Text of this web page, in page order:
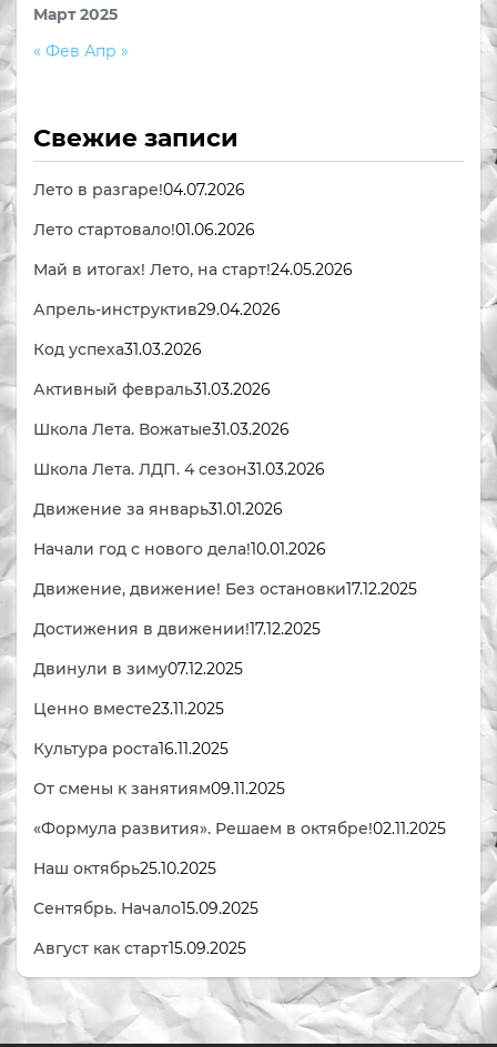
Март 2025
« Фев Апр »
Свежие записи
Лето в разгаре!04.07.2026
Лето стартовало!01.06.2026
Май в итогах! Лето, на старт!24.05.2026
Апрель-инструктив29.04.2026
Код успеха31.03.2026
Активный февраль31.03.2026
Школа Лета. Вожатые31.03.2026
Школа Лета. ЛДП. 4 сезон31.03.2026
Движение за январь31.01.2026
Начали год с нового дела!10.01.2026
Движение, движение! Без остановки17.12.2025
Достижения в движении!17.12.2025
Двинули в зиму07.12.2025
Ценно вместе23.11.2025
Культура роста16.11.2025
От смены к занятиям09.11.2025
«Формула развития». Решаем в октябре!02.11.2025
Наш октябрь25.10.2025
Сентябрь. Начало15.09.2025
Август как старт15.09.2025